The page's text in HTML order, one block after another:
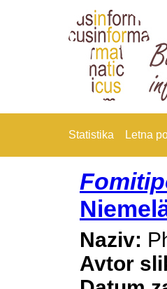
Statistika Letna
Naziv:
Avtor